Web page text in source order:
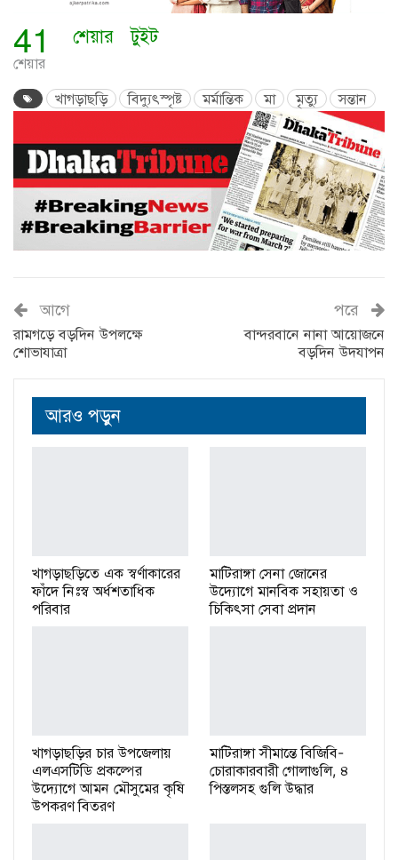
41
শেয়ার
শেয়ার টুইট
খাগড়াছড়ি বিদ্যুৎস্পৃষ্ট মর্মান্তিক মা মৃত্যু সন্তান
আগে
রামগড়ে বড়দিন উপলক্ষে
শোভাযাত্রা
পরে
বান্দরবানে নানা আয়োজনে
বড়দিন উদযাপন
আরও পড়ুন
খাগড়াছড়িতে এক স্বর্ণাকারের
ফাঁদে নিঃস্ব অর্ধশতাধিক
পরিবার
মাটিরাঙ্গা সেনা জোনের
উদ্যোগে মানবিক সহায়তা ও
চিকিৎসা সেবা প্রদান
খাগড়াছড়ির চার উপজেলায়
এলএসটিডি প্রকল্পের
উদ্যোগে আমন মৌসুমের কৃষি
উপকরণ বিতরণ
মাটিরাঙ্গা সীমান্তে বিজিবি-
চোরাকারবারী গোলাগুলি, ৪
পিস্তলসহ গুলি উদ্ধার